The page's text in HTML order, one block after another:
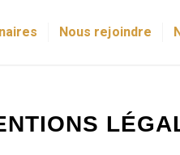
Nous rejoindre